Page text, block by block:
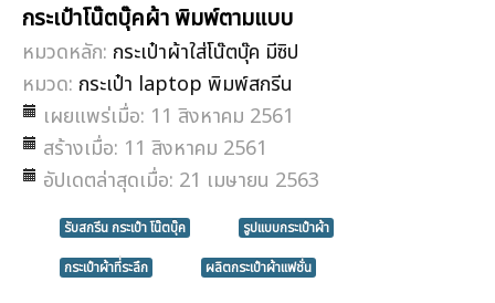
กระเป๋าโน๊ตบุ๊คผ้า พิมพ์ตามแบบ
หมวดหลัก: กระเป๋าผ้าใส่โน๊ตบุ๊ค มีซิป
หมวด: กระเป๋า laptop พิมพ์สกรีน
เผยแพร่เมื่อ: 11 สิงหาคม 2561
สร้างเมื่อ: 11 สิงหาคม 2561
อัปเดตล่าสุดเมื่อ: 21 เมษายน 2563
รับสกรีน กระเป๋า โน๊ตบุ๊ค
รูปแบบกระเป๋าผ้า
กระเป๋าผ้าที่ระลึก
ผลิตกระเป๋าผ้าแฟชั่น